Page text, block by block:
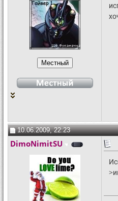
10.06.2009, 22:23
DimoNimitSU